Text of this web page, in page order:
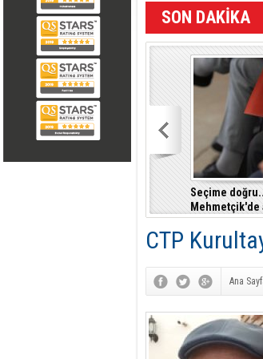
SON DAKİKA
Seçime
Mehmetçik'de
CTP
Ana